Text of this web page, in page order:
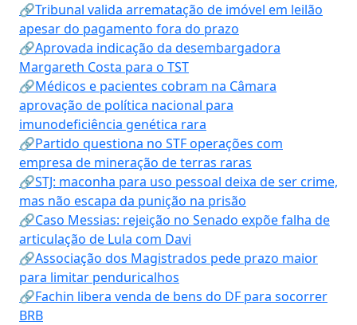
🔗Tribunal valida arrematação de imóvel em leilão
apesar do pagamento fora do prazo
🔗Aprovada indicação da desembargadora
Margareth Costa para o TST
🔗Médicos e pacientes cobram na Câmara
aprovação de política nacional para
imunodeficiência genética rara
🔗Partido questiona no STF operações com
empresa de mineração de terras raras
🔗STJ: maconha para uso pessoal deixa de ser crime,
mas não escapa da punição na prisão
🔗Caso Messias: rejeição no Senado expõe falha de
articulação de Lula com Davi
🔗Associação dos Magistrados pede prazo maior
para limitar penduricalhos
🔗Fachin libera venda de bens do DF para socorrer
BRB